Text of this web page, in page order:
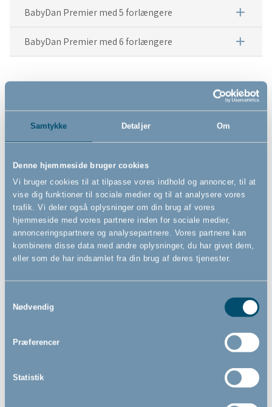
Samtykke Detaljer Om
Denne hjemmeside bruger cookies
Vi bruger cookies til at tilpasse vores indhold og annoncer, til at
vise dig funktioner til sociale medier og til at analysere vores
trafik. Vi deler også oplysninger om din brug af vores
hjemmeside med vores partnere inden for sociale medier,
annonceringspartnere og analysepartnere. Vores partnere kan
kombinere disse data med andre oplysninger, du har givet dem,
eller som de har indsamlet fra din brug af deres tjenester.
Nødvendig
Præferencer
Statistik
BabyDan Premier med 5 forlængere add
BabyDan Premier med 6 forlængere add
Et presmonteret sikkerhedsgitter sættes i pres mellem to
vægge eller i en dørkarm. Det betyder, at du ikke skal bruge
skruer og bore huller i væggene eller dørkarmen. Selvom